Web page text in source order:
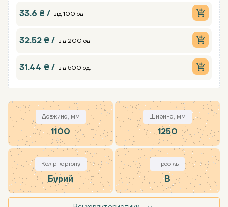
33.6 ₴ / від 100 од.
32.52 ₴ / від 200 од.
31.44 ₴ / від 500 од.
Довжина, мм
1100
Ширина, мм
1250
Колір картону
Бурий
Профіль
В